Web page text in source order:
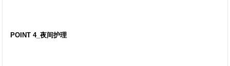
POINT 4_夜间护理